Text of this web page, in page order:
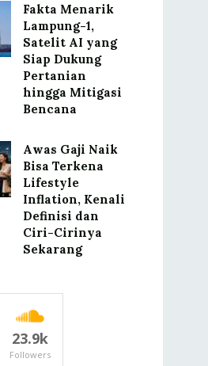
Fakta Menarik
Lampung-1,
Satelit AI yang
Siap Dukung
Pertanian
hingga Mitigasi
Bencana
Awas Gaji Naik
Bisa Terkena
Lifestyle
Inflation, Kenali
Definisi dan
Ciri-Cirinya
Sekarang
23.9k
Followers